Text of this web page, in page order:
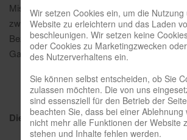
Missverständnisse nicht ausgeschlossen,
zwischen Verlorensein und spielerischer
Bezeichnender Titel einer Arbeit von 2005:
Garden“. (Klaus Schmitt)
Die Ausstellung wurde gefördert von
Wir setzen Cookies ein, um die Nutzung
Website zu erleichtern und das Laden
beschleunigen. Wir setzen keine
oder Cookies zu Marketingzwecken
des Nutzerverhaltens ein.
Sie können selbst entscheiden, ob Sie
zulassen möchten. Die von uns
sind essensziell für den Betrieb der
beachten Sie, dass bei einer Ablehnung
nicht mehr alle Funktionen der Website
stehen und Inhalte fehlen werden.